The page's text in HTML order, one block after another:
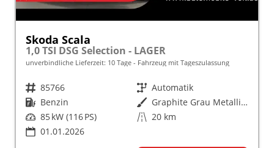
Skoda Scala
1,0 TSI DSG Selection - LAGER
unverbindliche Lieferzeit: 10 Tage Fahrzeug mit Tageszulassung
Fahrzeugnr. 85766 Getriebe Automatik
Kraftstoff Benzin Außenfarbe
Graphite Grau Metallic (5X)
Leistung 85 kW (116 PS) Kilometerstand 20 km
01.01.2026